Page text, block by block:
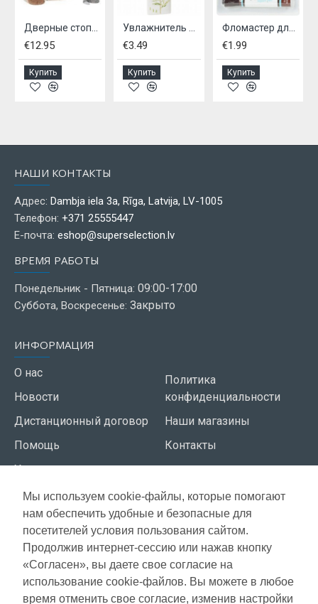
Мы используем cookie-файлы, которые помогают
нам обеспечить удобные и безопасные для
посетителей условия пользования сайтом.
Продолжив интернет-сессию или нажав кнопку
«Согласен», вы даете свое согласие на
использование cookie-файлов. Вы можете в любое
время отменить свое согласие, изменив настройки
€12.95
Купить
€3.49
Купить
€1.99
Купить
НАШИ КОНТАКТЫ
Адрес: Dambja iela 3a, Rīga, Latvija, LV-1005
Телефон: +371 25555447
Е-почта: eshop@superselection.lv
ВРЕМЯ РАБОТЫ
Понедельник - Пятница: 09:00-17:00
Суббота, Воскресенье: Закрыто
ИНФОРМАЦИЯ
О нас
Новости
Дистанционный договор
Помощь
Условия использования
Политика
конфиденциальности
Наши магазины
Контакты
СЕРВИС КЛИЕНТОВ
Доставка
Оплата
Газета акций